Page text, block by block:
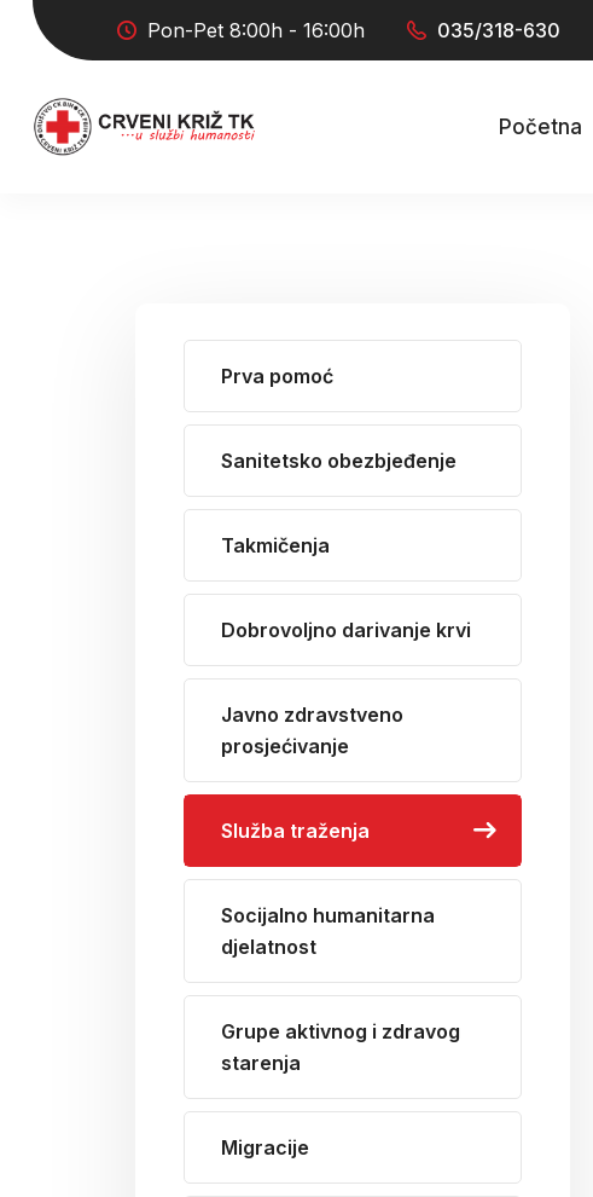
Pon-Pet 8:00h - 16:00h 035/318-630
Početna
Prva pomoć
Sanitetsko obezbjeđenje
Takmičenja
Dobrovoljno darivanje krvi
Javno zdravstveno
prosjećivanje
Služba traženja
Socijalno humanitarna
djelatnost
Grupe aktivnog i zdravog
starenja
Migracije